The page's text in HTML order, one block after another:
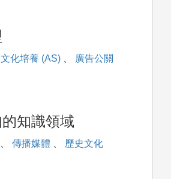
文化培養 (AS) 、
廣告公關
知識領域
、 傳播媒體 、 歷史文化